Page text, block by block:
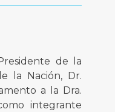
de la
la Nación, Dr.
a la Dra.
integrante